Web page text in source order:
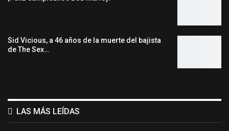
Sid Vicious, a 46 años de la muerte del bajista
de The Sex…
LAS MÁS LEÍDAS